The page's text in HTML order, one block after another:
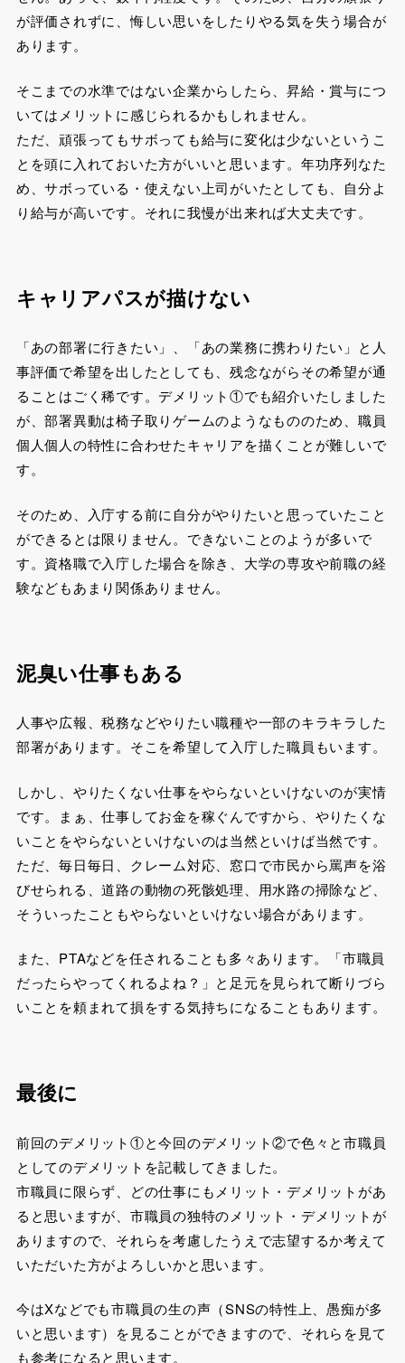
が評価されずに、悔しい思いをしたりやる気を失う場合が
あります。
そこまでの水準ではない企業からしたら、昇給・賞与につ
いてはメリットに感じられるかもしれません。
ただ、頑張ってもサボっても給与に変化は少ないというこ
とを頭に入れておいた方がいいと思います。年功序列なた
め、サボっている・使えない上司がいたとしても、自分よ
り給与が高いです。それに我慢が出来れば大丈夫です。
キャリアパスが描けない
「あの部署に行きたい」、「あの業務に携わりたい」と人
事評価で希望を出したとしても、残念ながらその希望が通
ることはごく稀です。デメリット①でも紹介いたしました
が、部署異動は椅子取りゲームのようなもののため、職員
個人個人の特性に合わせたキャリアを描くことが難しいで
す。
そのため、入庁する前に自分がやりたいと思っていたこと
ができるとは限りません。できないことのようが多いで
す。資格職で入庁した場合を除き、大学の専攻や前職の経
験などもあまり関係ありません。
泥臭い仕事もある
人事や広報、税務などやりたい職種や一部のキラキラした
部署があります。そこを希望して入庁した職員もいます。
しかし、やりたくない仕事をやらないといけないのが実情
です。まぁ、仕事してお金を稼ぐんですから、やりたくな
いことをやらないといけないのは当然といけば当然です。
ただ、毎日毎日、クレーム対応、窓口で市民から罵声を浴
びせられる、道路の動物の死骸処理、用水路の掃除など、
そういったこともやらないといけない場合があります。
また、PTAなどを任されることも多々あります。「市職員
だったらやってくれるよね？」と足元を見られて断りづら
いことを頼まれて損をする気持ちになることもあります。
最後に
前回のデメリット①と今回のデメリット②で色々と市職員
としてのデメリットを記載してきました。
市職員に限らず、どの仕事にもメリット・デメリットがあ
ると思いますが、市職員の独特のメリット・デメリットが
ありますので、それらを考慮したうえで志望するか考えて
いただいた方がよろしいかと思います。
今はXなどでも市職員の生の声（SNSの特性上、愚痴が多
いと思います）を見ることができますので、それらを見て
も参考になると思います。